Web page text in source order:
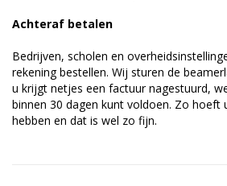
Achteraf betalen
Bedrijven, scholen en
rekening bestellen. Wij sturen de
u krijgt netjes een factuur nagestuurd,
binnen 30 dagen kunt voldoen. Zo hoeft
hebben en dat is wel zo fijn.